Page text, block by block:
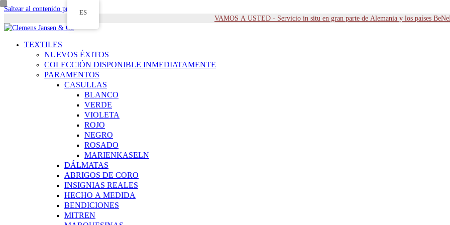
Saltear al contenido principal
VAMOS A USTED - Servicio in situ en gran parte de Alemania y los países
TEXTILES
NUEVOS ÉXITOS
COLECCIÓN DISPONIBLE INMEDIATAMENTE
PARAMENTOS
CASULLAS
BLANCO
VERDE
VIOLETA
ROJO
NEGRO
ROSADO
MARIENKASELN
DÁLMATAS
ABRIGOS DE CORO
INSIGNIAS REALES
HECHO A MEDIDA
BENDICIONES
MITREN
ES